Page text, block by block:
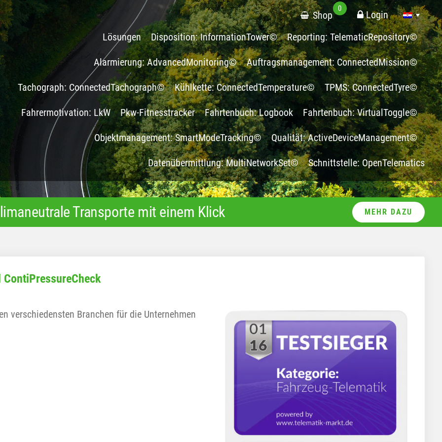
Shop
0
Login
Lösungen
Disposition: InformationTower© Reporting: TelematicRepository©
Alarmierung: AdvancedMonitoring© Auftragsmanagement: ConnectedMission©
Tachograph: ConnectedTachograph© Kühlkette: ConnectedTemperature© TPMS: ConnectedTyre©
Fahrermotivation: LkW Pkw-Fitnesstracker Fahrtenbuch: Logbook Fahrtenbuch: VirtualToggle©
Objektmanagement: SmartModeTracking© Qualität: ActiveDeviceManagement©
Datenübermittlung: MultiNetworkSet© Schnittstelle: OpenTelematics
Transporte mit einem Klick MEHR DAZU
verschiedensten Branchen für die Unternehmen